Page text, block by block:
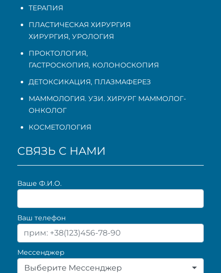
ТЕРАПИЯ
ПЛАСТИЧЕСКАЯ ХИРУРГИЯ
ХИРУРГИЯ, УРОЛОГИЯ
ПРОКТОЛОГИЯ,
ГАСТРОСКОПИЯ, КОЛОНОСКОПИЯ
ДЕТОКСИКАЦИЯ, ПЛАЗМАФЕРЕЗ
МАММОЛОГИЯ. УЗИ. ХИРУРГ МАММОЛОГ-
ОНКОЛОГ
КОСМЕТОЛОГИЯ
СВЯЗЬ С НАМИ
Ваше Ф.И.О.
Ваш телефон
Мессенджер
Выберите Мессенджер